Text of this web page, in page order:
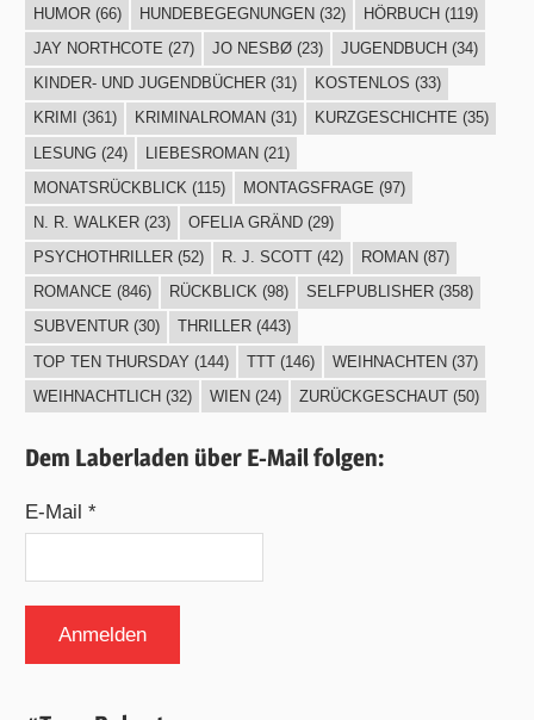
HUMOR(66) HUNDEBEGEGNUNGEN (32) HÖRBUCH (119)
JAY NORTHCOTE (27) JO NESBØ(23) JUGENDBUCH (34)
KINDER- UND JUGENDBÜCHER(31) KOSTENLOS (33)
KRIMI
(361) KRIMINALROMAN (31) KURZGESCHICHTE (35)
LESUNG(24) LIEBESROMAN(21)
MONATSRÜCKBLICK (115) MONTAGSFRAGE (97)
N. R. WALKER(23) OFELIA GRÄND(29)
PSYCHOTHRILLER(52) R. J. SCOTT(42) ROMAN (87)
ROMANCE (846) RÜCKBLICK(98) SELFPUBLISHER(358)
SUBVENTUR(30) THRILLER(443)
TOP TEN THURSDAY (144) TTT(146) WEIHNACHTEN(37)
WEIHNACHTLICH (32) WIEN (24) ZURÜCKGESCHAUT(50)
Dem Laberladen über E-Mail folgen:
E-Mail *